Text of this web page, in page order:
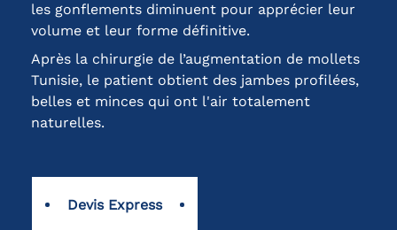
les gonflements diminuent pour apprécier leur
volume et leur forme définitive.
Après la chirurgie de l’augmentation de mollets
Tunisie, le patient obtient des jambes profilées,
belles et minces qui ont l'air totalement
naturelles.
Devis Express